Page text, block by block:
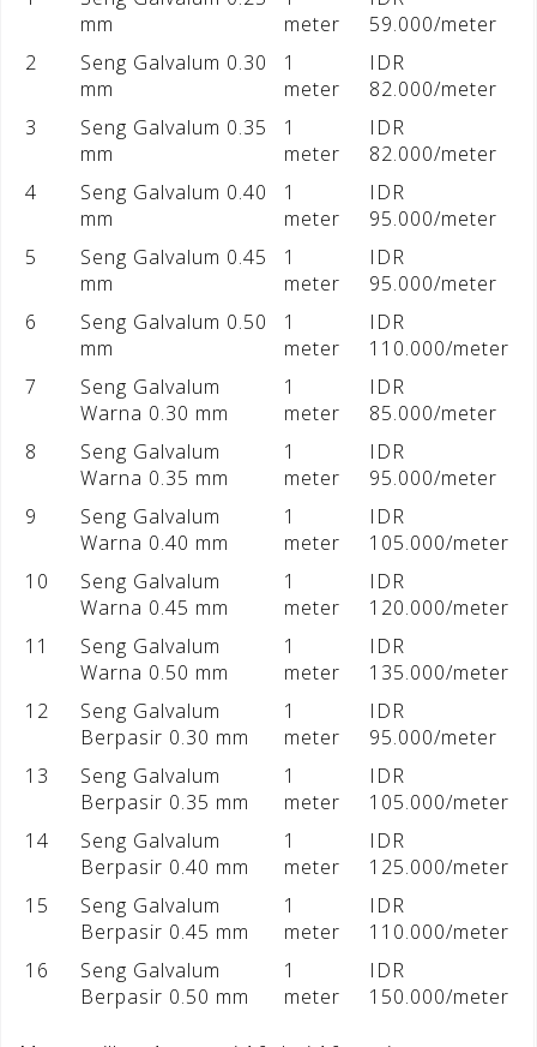
mm
meter
59.000/meter
2
Seng Galvalum 0.30
mm
1
meter
IDR
82.000/meter
3
Seng Galvalum 0.35
mm
1
meter
IDR
82.000/meter
4
Seng Galvalum 0.40
mm
1
meter
IDR
95.000/meter
5
Seng Galvalum 0.45
mm
1
meter
IDR
95.000/meter
6
Seng Galvalum 0.50
mm
1
meter
IDR
110.000/meter
7
Seng Galvalum
Warna 0.30 mm
1
meter
IDR
85.000/meter
8
Seng Galvalum
Warna 0.35 mm
1
meter
IDR
95.000/meter
9
Seng Galvalum
Warna 0.40 mm
1
meter
IDR
105.000/meter
10
Seng Galvalum
Warna 0.45 mm
1
meter
IDR
120.000/meter
11
Seng Galvalum
Warna 0.50 mm
1
meter
IDR
135.000/meter
12
Seng Galvalum
Berpasir 0.30 mm
1
meter
IDR
95.000/meter
13
Seng Galvalum
Berpasir 0.35 mm
1
meter
IDR
105.000/meter
14
Seng Galvalum
Berpasir 0.40 mm
1
meter
IDR
125.000/meter
15
Seng Galvalum
Berpasir 0.45 mm
1
meter
IDR
110.000/meter
16
Seng Galvalum
Berpasir 0.50 mm
1
meter
IDR
150.000/meter